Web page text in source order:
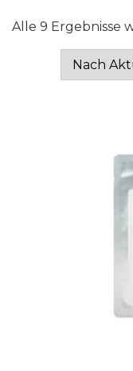
Alle 9 Ergebnisse